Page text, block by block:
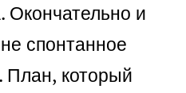
Окончательно и
спонтанное
который